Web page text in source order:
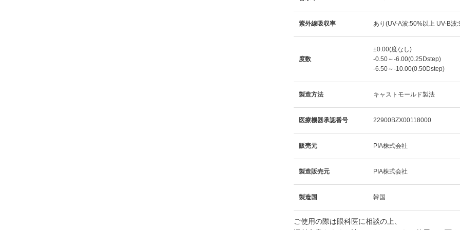
紫外線吸収率 あり(UV-A波:50%以上 UV-B波
度数
±0.00(度なし)
-0.50～-6.00(0.25Dstep)
-6.50～-10.00(0.50Dstep)
製造方法 キャストモールド製法
医療機器承認番号 22900BZX00118000
販売元 PIA株式会社
製造販売元 PIA株式会社
製造国 韓国
ご使用の際は眼科医に相談の上、